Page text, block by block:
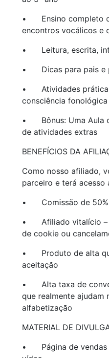
•
Ensino completo
encontros vocálicos e
•
Leitura, escrita,
•
Dicas para pais e
•
Atividades
consciência fonológica
•
Bônus: Uma
de atividades extras
BENEFÍCIOS DA
Como nosso afiliado,
parceiro e terá acesso
•
Comissão de
•
Afiliado vitalício
de cookie ou
•
Produto de alta
aceitação
•
Alta taxa de
que realmente ajudam
alfabetização
MATERIAL DE
•
Página de